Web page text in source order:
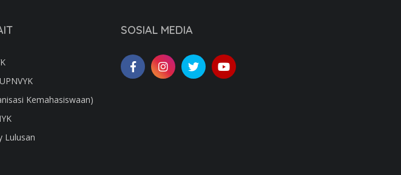
Kemahasiswaan)
Lulusan
SOSIAL MEDIA